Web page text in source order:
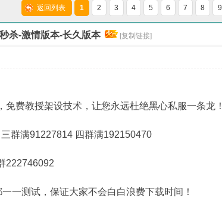
1 2 3 4 5 6 7 8 9
返回列表
杀-激情版本-长久版本 [复制链接]
费教授架设技术，让您永远杜绝黑心私服一条龙！
群满91227814 四群满192150470
222746092
一测试，保证大家不会白白浪费下载时间！